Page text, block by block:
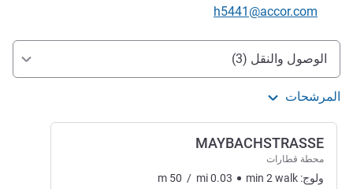
تواصل معنا عبر البريد الإلكتروني
h5441@accor.com
الوصول والتنقل
الوصول والنقل (3)
المرشحات
MAYBACHSTRASSE
محطة قطارات
ولوج: m 50 / mi0.03 min 2walk